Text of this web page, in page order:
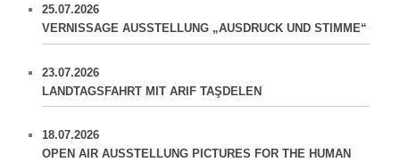
25.07.2026
VERNISSAGE AUSSTELLUNG „AUSDRUCK UND STIMME“
23.07.2026
LANDTAGSFAHRT MIT ARIF TAŞDELEN
18.07.2026
OPEN AIR AUSSTELLUNG PICTURES FOR THE HUMAN